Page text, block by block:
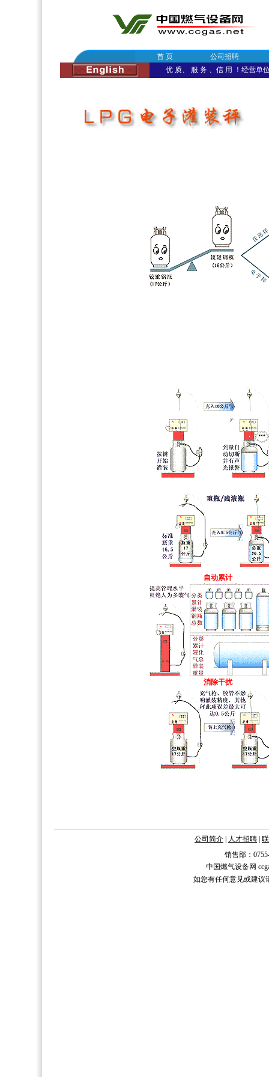
首 页
公司招聘
优 质、 服 务 、信 用 ！经营单
自动累计
消除干扰
公司简介 人才招聘
销售部：
中国燃气设备网
如您有任何意见或建议